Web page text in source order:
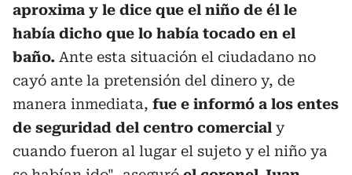
aproxima y le dice que el niño de él le
había dicho que lo había tocado en el
baño. Ante esta situación el ciudadano no
cayó ante la pretensión del dinero y, de
manera inmediata, fue e informó a los entes
de seguridad del centro comercial y
cuando fueron al lugar el sujeto y el niño ya